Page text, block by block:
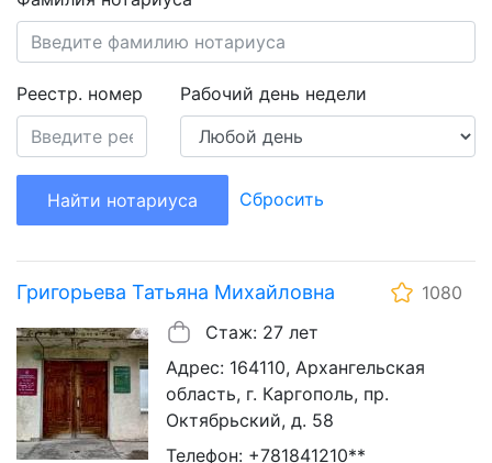
Реестр. номер Рабочий день недели
Найти нотариуса Сбросить
Григорьева Татьяна Михайловна
1080
Стаж: 27 лет
Адрес: 164110, Архангельская
область, г. Каргополь, пр.
Октябрьский, д. 58
Телефон: +781841210**